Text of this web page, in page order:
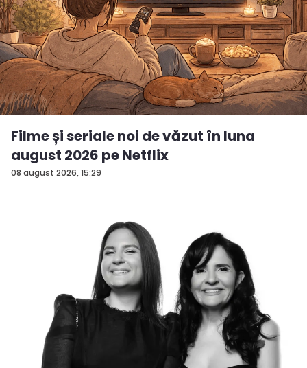
08 august 2026, 15:29
Filme și seriale noi de văzut în luna
august 2026 pe Netflix